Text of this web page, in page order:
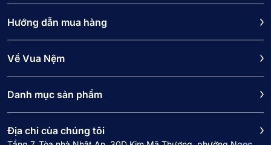
Hướng dẫn mua hàng
Về Vua Nệm
Danh mục sản phẩm
Địa chỉ của chúng tôi